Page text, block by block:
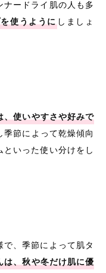
ナードライ肌の人も多
使うように しましょ
、使いやすさや好みで
季節によって乾燥傾向
いった使い分けをし
、季節によって肌タ
は、秋や冬だけ肌に優